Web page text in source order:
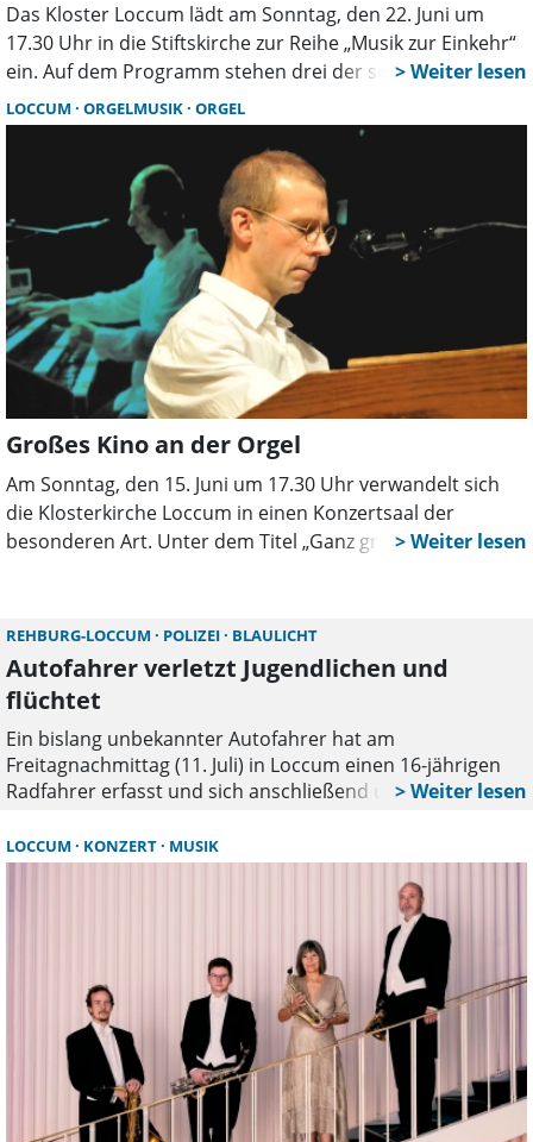
Das Kloster Loccum lädt am Sonntag, den 22. Juni um
17.30 Uhr in die Stiftskirche zur Reihe „Musik zur Einkehr“
ein. Auf dem Programm stehen drei der sechs Solo-Suiten
für Violoncello von Johann Sebastian Bach.
LOCCUM ORGELMUSIK ORGEL
Großes Kino an der Orgel
Am Sonntag, den 15. Juni um 17.30 Uhr verwandelt sich
die Klosterkirche Loccum in einen Konzertsaal der
besonderen Art. Unter dem Titel „Ganz großes Kino“ lädt
Berliner Musiker Joachim Thoms ein.
REHBURG-LOCCUM POLIZEI BLAULICHT
Autofahrer verletzt Jugendlichen und
flüchtet
Ein bislang unbekannter Autofahrer hat am
Freitagnachmittag (11. Juli) in Loccum einen 16-jährigen
Radfahrer erfasst und sich anschließend unerlaubt vom
war gegen 16.15 Uhr auf dem Geh- und Radweg im
Windmühlenweg unterwegs, als der Pkw im
Kurvenbereich von der Fahrbahn abkam und mit ihm
kollidierte. Der junge Radfahrer stürzte und zog sich
leichte Verletzungen zu. Ein Rettungswagen brachte ihn
zur weiteren Behandlung in ein Krankenhaus.
LOCCUM KONZERT MUSIK